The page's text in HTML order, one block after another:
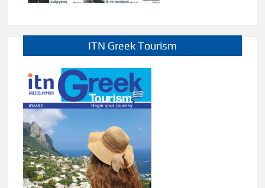
ITN Greek Tourism